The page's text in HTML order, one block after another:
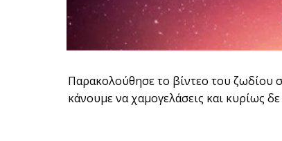
Παρακολούθησε το βίντεο του ζωδίου
κάνουμε να χαμογελάσεις και κυρίως δε